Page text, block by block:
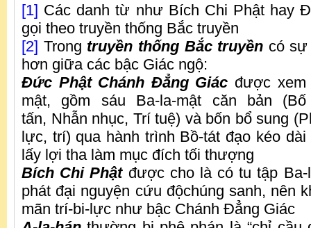
[1] Các danh từ như Bích Chi Phật hay
gọi theo truyền thống Bắc truyền
[2] Trong truyền thống Bắc truyền có sự
hơn giữa các bậc Giác ngộ:
Đức Phật Chánh Đẳng Giác được xem
mật, gồm sáu Ba-la-mật căn bản
tấn, Nhẫn nhục, Trí tuệ) và bốn bổ sung
lực, trí) qua hành trình Bồ-tát đạo kéo
lấy lợi tha làm mục đích tối thượng
Bích Chi Phậtđược cho là có tu tập Ba-
phát đại nguyện cứu độchúng sanh, nên
mãn trí-bi-lực như bậc Chánh Đẳng Giác